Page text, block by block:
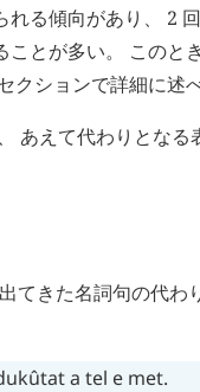
る傾向があり、 2
とが多い。 このと
クションで詳細に述
あえて代わりとな
てきた名詞句の代わ
a tel e met.